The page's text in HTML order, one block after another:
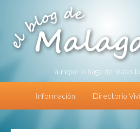
aunque lo haga de malas
Información Directorio